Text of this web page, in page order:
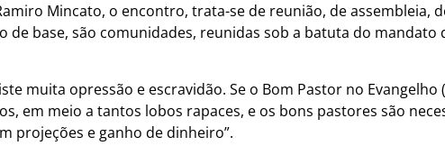
Mincato, o encontro, trata-se de reunião, de assembleia,
de base, são comunidades, reunidas sob a batuta do mandato
muita opressão e escravidão. Se o Bom Pastor no Evangelho
em meio a tantos lobos rapaces, e os bons pastores são
projeções e ganho de dinheiro”.